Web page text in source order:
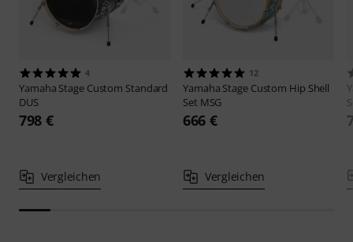
4
Yamaha Stage Custom Standard
DUS
798 €
Vergleichen
12
Yamaha Stage Custom Hip Shell
Set MSG
666 €
Vergleichen